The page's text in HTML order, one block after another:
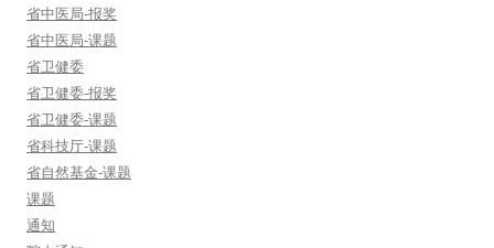
省中医局-报奖
省中医局-课题
省卫健委
省卫健委-报奖
省卫健委-课题
省科技厅-课题
省自然基金-课题
课题
通知